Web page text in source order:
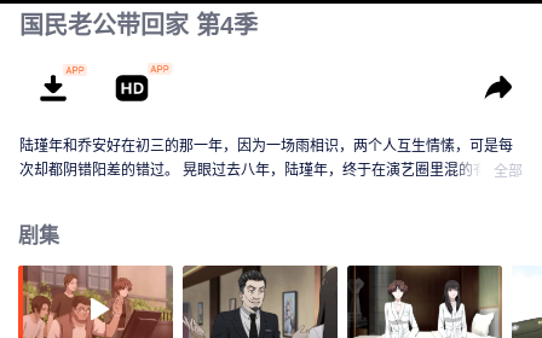
国民老公带回家 第4季
陆瑾年和乔安好在初三的那一年，因为一场雨相识，两个人互生情愫，可是每
次却都阴错阳差的错过。 晃眼过去八年，陆瑾年，终于在演艺圈里混的有了起
族企业，曾经互相暗恋的两个人，再次重逢，并开始扮演假未婚夫妻。两人的
关系却因之前的误会处于冰封状态。直到陆瑾年两人互相坦露心迹，重修旧
好。 两人的感情因一次又一次的误会和旁人的阻隔而生隙，直到最后乔安好知
道真相……
全部
剧集